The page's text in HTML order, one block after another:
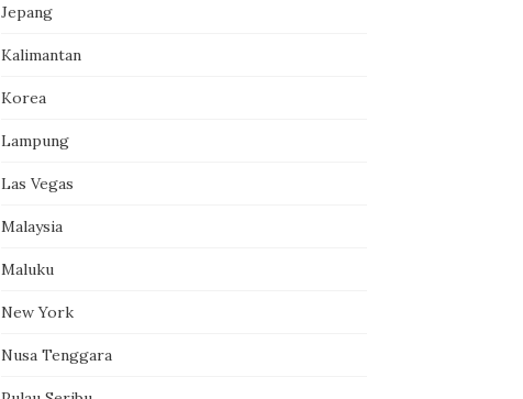
Jepang
Kalimantan
Korea
Lampung
Las Vegas
Malaysia
Maluku
New York
Nusa Tenggara